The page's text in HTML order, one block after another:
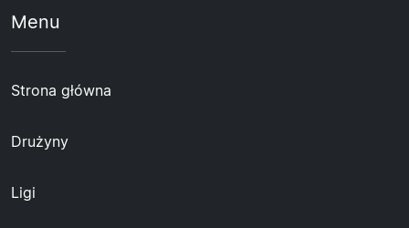
Menu
Strona główna
Drużyny
Ligi